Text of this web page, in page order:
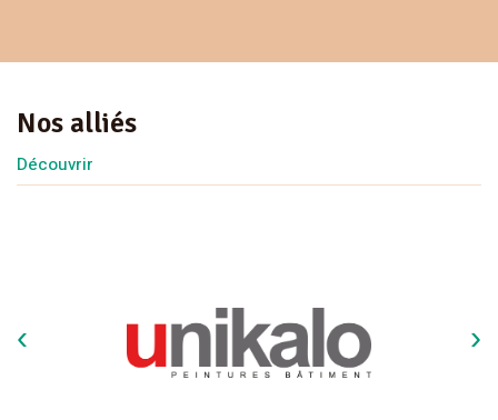
Nos alliés
Découvrir